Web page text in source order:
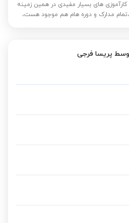
کارآموزی های بسیار مفیدی در همین زمینه
مدارک و دوره هام هم موجود هست،
پریسا فرجی